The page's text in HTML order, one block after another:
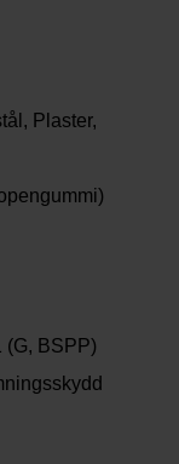
Plaster,
(G, BSPP)